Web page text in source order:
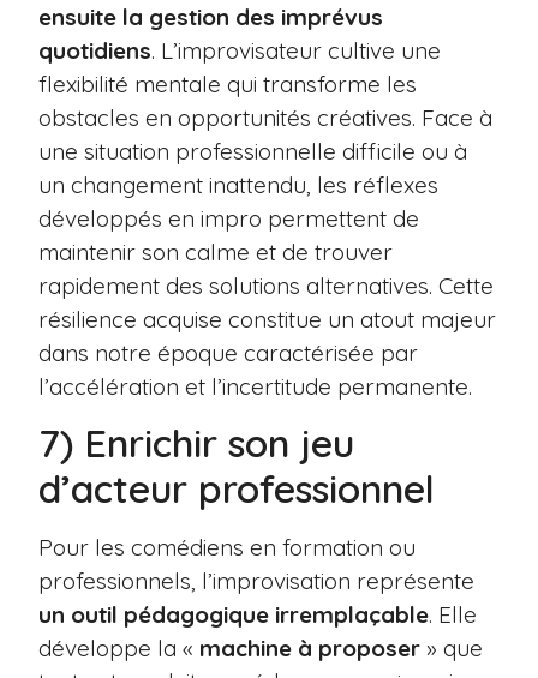
ensuite la gestion des imprévus
quotidiens. L’improvisateur cultive une
flexibilité mentale qui transforme les
obstacles en opportunités créatives. Face à
une situation professionnelle difficile ou à
un changement inattendu, les réflexes
développés en impro permettent de
maintenir son calme et de trouver
rapidement des solutions alternatives. Cette
résilience acquise constitue un atout majeur
dans notre époque caractérisée par
l’accélération et l’incertitude permanente.
7) Enrichir son jeu
d’acteur professionnel
Pour les comédiens en formation ou
professionnels, l’improvisation représente
un outil pédagogique irremplaçable. Elle
développe la « machine à proposer » que